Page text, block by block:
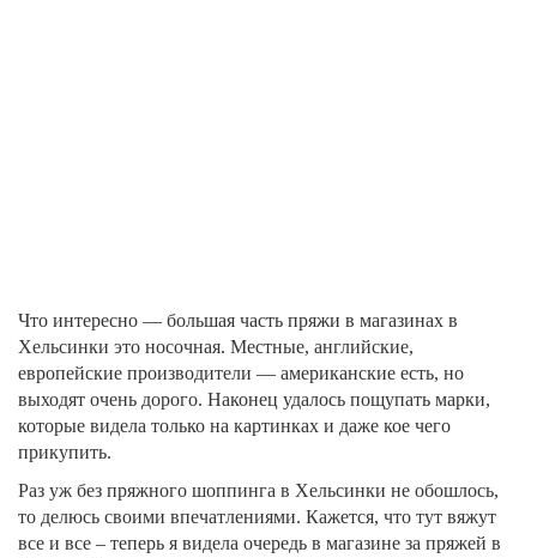
Что интересно — большая часть пряжи в магазинах в
Хельсинки это носочная. Местные, английские,
европейские производители — американские есть, но
выходят очень дорого. Наконец удалось пощупать марки,
которые видела только на картинках и даже кое чего
прикупить.
Раз уж без пряжного шоппинга в Хельсинки не обошлось,
то делюсь своими впечатлениями. Кажется, что тут вяжут
все и все – теперь я видела очередь в магазине за пряжей в